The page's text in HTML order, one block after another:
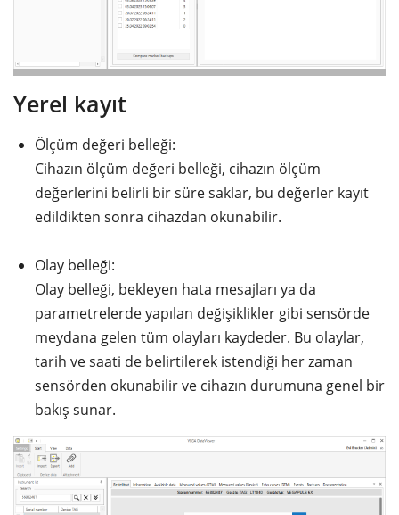
Yerel kayıt
Ölçüm değeri belleği:
Cihazın ölçüm değeri belleği, cihazın ölçüm
değerlerini belirli bir süre saklar, bu değerler kayıt
edildikten sonra cihazdan okunabilir.
Olay belleği:
Olay belleği, bekleyen hata mesajları ya da
parametrelerde yapılan değişiklikler gibi sensörde
meydana gelen tüm olayları kaydeder. Bu olaylar,
tarih ve saati de belirtilerek istendiği her zaman
sensörden okunabilir ve cihazın durumuna genel bir
bakış sunar.